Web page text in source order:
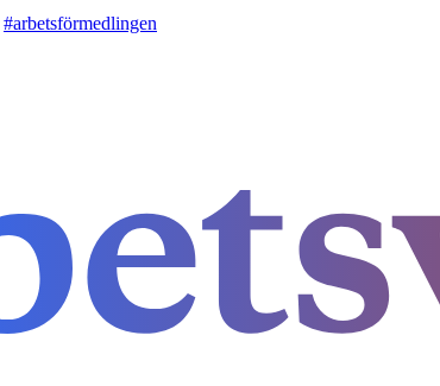
#arbetsförmedlingen